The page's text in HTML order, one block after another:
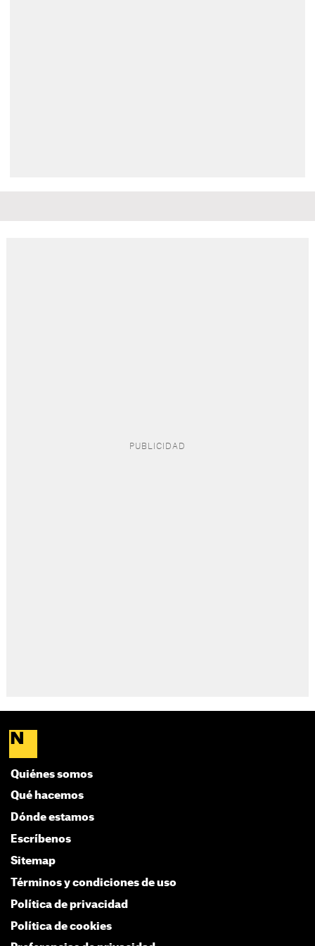
Quiénes somos
Qué hacemos
Dónde estamos
Escríbenos
Sitemap
Términos y condiciones de uso
Política de privacidad
Política de cookies